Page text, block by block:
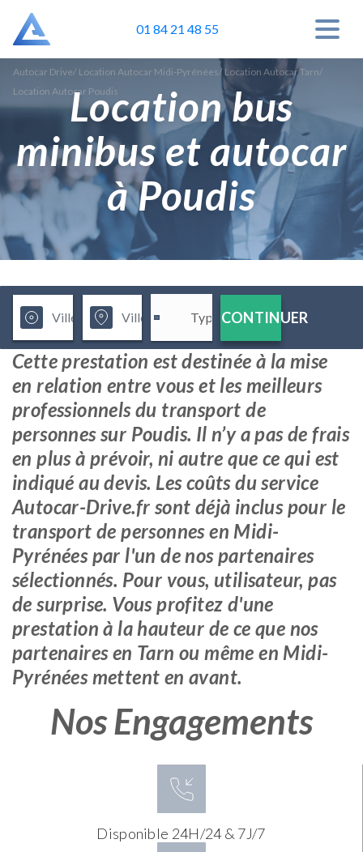
01 84 21 48 55
Autocar Drive/ Location Autocar Midi-Pyrénées/ Location Autocar Tarn/
Location Autocar PoudisLocation bus
minibus et autocar
à Poudis
CONTINUER
Cette prestation est destinée à la mise
en relation entre vous et les meilleurs
professionnels du transport de
personnes sur Poudis. Il n’y a pas de frais
en plus à prévoir, ni autre que ce qui est
indiqué au devis. Les coûts du service
Autocar-Drive.fr sont déjà inclus pour le
transport de personnes en Midi-
Pyrénées par l'un de nos partenaires
sélectionnés. Pour vous, utilisateur, pas
de surprise. Vous profitez d'une
prestation à la hauteur de ce que nos
partenaires en Tarn ou même en Midi-
Pyrénées mettent en avant.
Nos Engagements
Disponible 24H/24 & 7J/7